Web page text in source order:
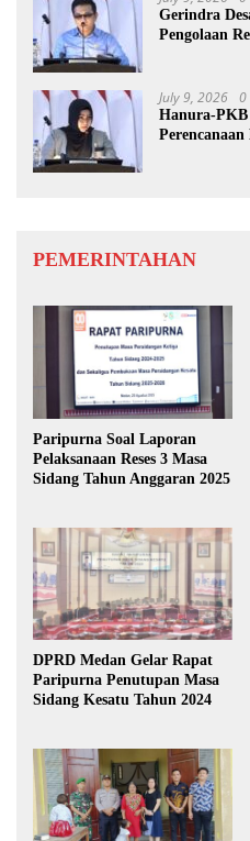
Gerindra
Pengolaan
July 9, 2026 0
Hanura-
PEMERINTAHAN
Paripurna Soal Laporan
Pelaksanaan Reses 3 Masa
Sidang Tahun Anggaran 2025
DPRD Medan Gelar Rapat
Paripurna Penutupan Masa
Sidang Kesatu Tahun 2024